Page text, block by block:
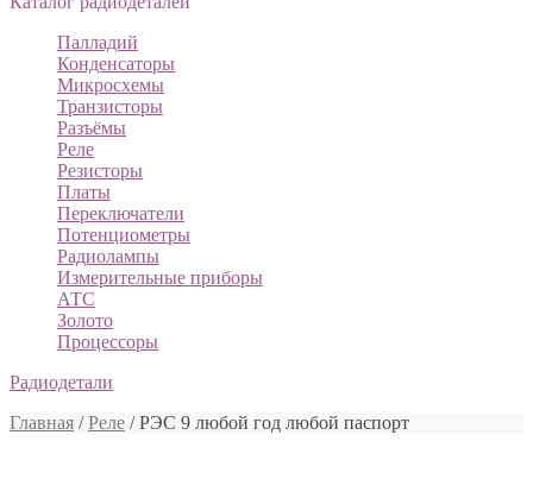
Палладий
Конденсаторы
Микросхемы
Транзисторы
Разъёмы
Реле
Резисторы
Платы
Переключатели
Потенциометры
Радиолампы
Измерительные приборы
АТС
Золото
Процессоры
Радиодетали
Главная /Реле / РЭС 9 любой год любой паспорт